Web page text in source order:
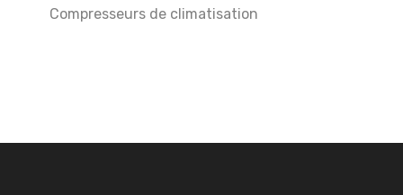
Compresseurs de climatisation